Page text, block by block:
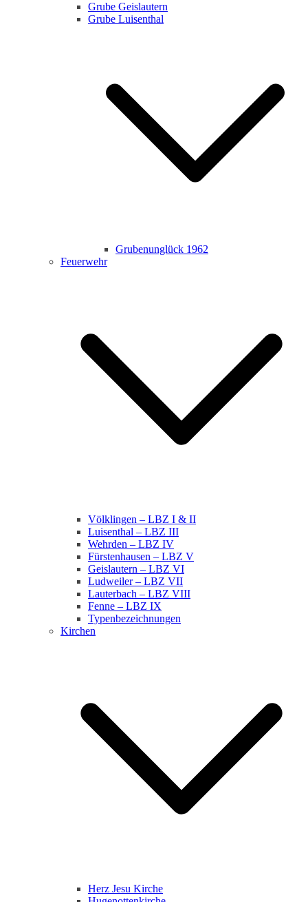
Grube Geislautern
Grube Luisenthal
Grubenunglück 1962
Feuerwehr
Völklingen – LBZ I & II
Luisenthal – LBZ III
Wehrden – LBZ IV
Fürstenhausen – LBZ V
Geislautern – LBZ VI
Ludweiler – LBZ VII
Lauterbach – LBZ VIII
Fenne – LBZ IX
Typenbezeichnungen
Kirchen
Herz Jesu Kirche